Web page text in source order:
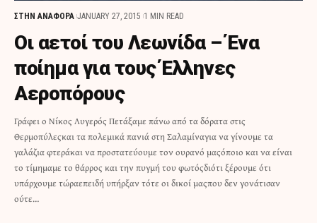
ΣΤΗΝ ΑΝΑΦΟΡΑ JANUARY 27, 2015 1 MIN READ
Οι αετοί του Λεωνίδα – Ένα
ποίημα για τους Έλληνες
Αεροπόρους
Γράφει ο Νίκος Λυγερός Πετάξαμε πάνω από τα δόρατα στις
Θερμοπύλεςκαι τα πολεμικά πανιά στη Σαλαμίναγια να γίνουμε τα
γαλάζια φτεράκαι να προστατεύουμε τον ουρανό μαςόποιο και να είναι
το τίμημαμε το θάρρος και την πυγμή του φωτόςδιότι ξέρουμε ότι
υπάρχουμε τώραεπειδή υπήρξαν τότε οι δικοί μαςπου δεν γονάτισαν
ούτε…